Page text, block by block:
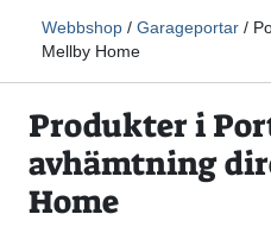
Webbshop / Garageportar /
Mellby Home
Produkter i
avhämtning
Home